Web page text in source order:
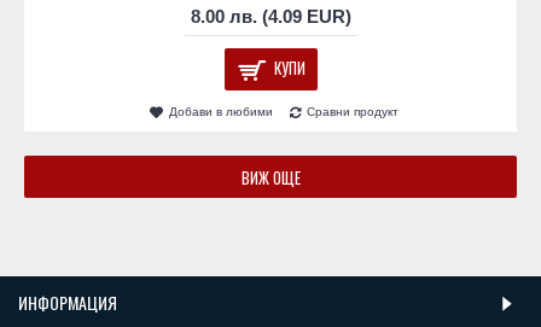
8.00 лв. (4.09 EUR)
КУПИ
Добави в любими Сравни продукт
ВИЖ ОЩЕ
ИНФОРМАЦИЯ